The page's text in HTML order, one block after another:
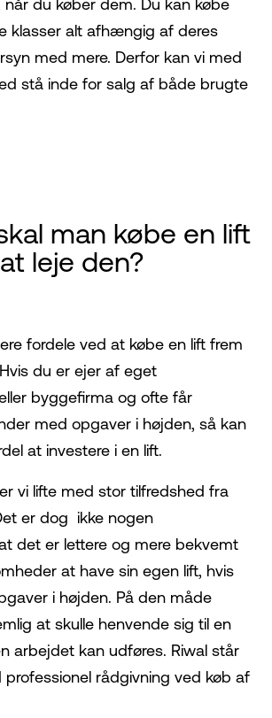
når du køber dem. Du kan købe
klasser alt afhængig af deres
med mere. Derfor kan vi med
stå inde for salg af både brugte
man købe en lift
leje den?
fordele ved at købe en lift frem
du er ejer af eget
byggefirma og ofte får
med opgaver i højden, så kan
at investere i en lift.
vi lifte med stor tilfredshed fra
er dog ikke nogen
det er lettere og mere bekvemt
at have sin egen lift, hvis
i højden. På den måde
at skulle henvende sig til en
arbejdet kan udføres. Riwal står
rådgivning ved køb af